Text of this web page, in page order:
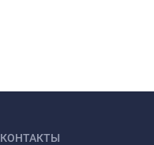
КОНТАКТЫ